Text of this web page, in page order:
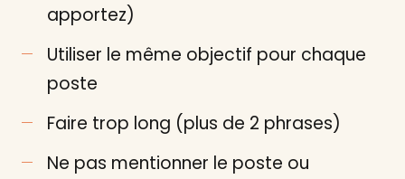
apportez)
Utiliser le même objectif pour chaque
poste
Faire trop long (plus de 2 phrases)
Ne pas mentionner le poste ou